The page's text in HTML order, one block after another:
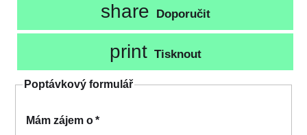
share Doporučit
print Tisknout
Poptávkový formulář
Mám zájem o*